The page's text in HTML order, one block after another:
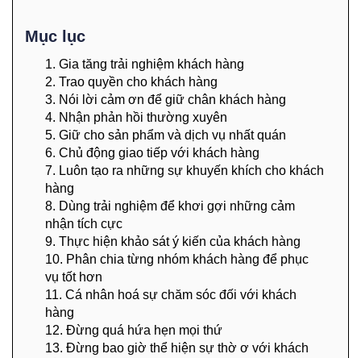
Mục lục
1. Gia tăng trải nghiệm khách hàng
2. Trao quyền cho khách hàng
3. Nói lời cảm ơn để giữ chân khách hàng
4. Nhận phản hồi thường xuyên
5. Giữ cho sản phẩm và dịch vụ nhất quán
6. Chủ động giao tiếp với khách hàng
7. Luôn tạo ra những sự khuyến khích cho khách
hàng
8. Dùng trải nghiệm để khơi gợi những cảm
nhận tích cực
9. Thực hiện khảo sát ý kiến của khách hàng
10. Phân chia từng nhóm khách hàng để phục
vụ tốt hơn
11. Cá nhân hoá sự chăm sóc đối với khách
hàng
12. Đừng quá hứa hẹn mọi thứ
13. Đừng bao giờ thể hiện sự thờ ơ với khách